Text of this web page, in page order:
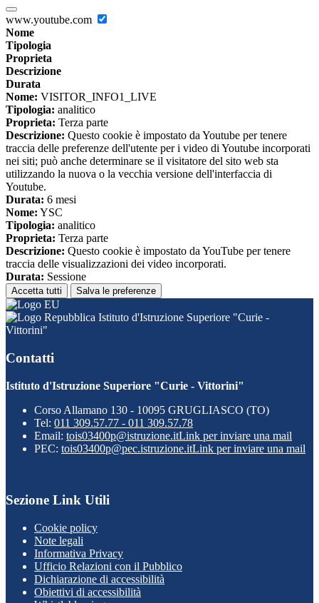
www.youtube.com
Nome
Tipologia
Proprieta
Descrizione
Durata
Nome: VISITOR_INFO1_LIVE
Tipologia: analitico
Proprieta: Terza parte
Descrizione: Questo cookie è impostato da Youtube per tenere
traccia delle preferenze dell'utente per i video di Youtube incorporati
nei siti; può anche determinare se il visitatore del sito web sta
utilizzando la nuova o la vecchia versione dell'interfaccia di
Youtube.
Durata: 6 mesi
Nome: YSC
Tipologia: analitico
Proprieta: Terza parte
Descrizione: Questo cookie è impostato da YouTube per tenere
traccia delle visualizzazioni dei video incorporati.
Durata: Sessione
Accetta tutti Salva le preferenze
Istituto d'Istruzione Superiore "Curie -
Vittorini"
Contatti
Istituto d'Istruzione Superiore "Curie - Vittorini"
Corso Allamano 130 - 10095 GRUGLIASCO (TO)
Tel: 011 309.57.77 - 011 309.57.78
Email: tois03400p@istruzione.itLink per inviare una mail
PEC: tois03400p@pec.istruzione.itLink per inviare una mail
Sezione Link Utili
Cookie policy
Note legali
Informativa Privacy
Ufficio Relazioni con il Pubblico
Dichiarazione di accessibilità
Obiettivi di accessibilità